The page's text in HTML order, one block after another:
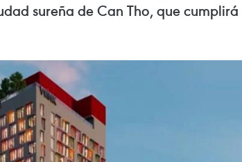
sureña de Can Tho, que